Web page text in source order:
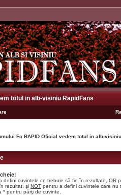
totul in alb-visiniu RapidFans
Fc RAPID Oficial vedem totul in alb-
defini cuvintele ce trebuie să fie în rezultate, OR
rezultat, şi NOT pentru a defini cuvintele care nu
pentru părţi de cuvinte.